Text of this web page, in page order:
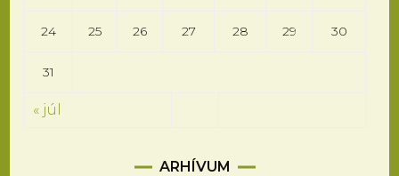
24 25 26 27 28 29 30
31
« júl
ARHÍVUM
Arhívum